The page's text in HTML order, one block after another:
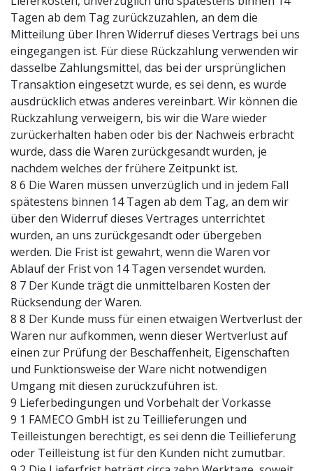
Tagen ab dem Tag zurückzuzahlen, an dem die
Mitteilung über Ihren Widerruf dieses Vertrags bei uns
eingegangen ist. Für diese Rückzahlung verwenden wir
dasselbe Zahlungsmittel, das bei der ursprünglichen
Transaktion eingesetzt wurde, es sei denn, es wurde
ausdrücklich etwas anderes vereinbart. Wir können die
Rückzahlung verweigern, bis wir die Ware wieder
zurückerhalten haben oder bis der Nachweis erbracht
wurde, dass die Waren zurückgesandt wurden, je
nachdem welches der frühere Zeitpunkt ist.
8 6 Die Waren müssen unverzüglich und in jedem Fall
spätestens binnen 14 Tagen ab dem Tag, an dem wir
über den Widerruf dieses Vertrages unterrichtet
wurden, an uns zurückgesandt oder übergeben
werden. Die Frist ist gewahrt, wenn die Waren vor
Ablauf der Frist von 14 Tagen versendet wurden.
8 7 Der Kunde trägt die unmittelbaren Kosten der
Rücksendung der Waren.
8 8 Der Kunde muss für einen etwaigen Wertverlust der
Waren nur aufkommen, wenn dieser Wertverlust auf
einen zur Prüfung der Beschaffenheit, Eigenschaften
und Funktionsweise der Ware nicht notwendigen
Umgang mit diesen zurückzuführen ist.
9 Lieferbedingungen und Vorbehalt der Vorkasse
9 1 FAMECO GmbH ist zu Teillieferungen und
Teilleistungen berechtigt, es sei denn die Teillieferung
oder Teilleistung ist für den Kunden nicht zumutbar.